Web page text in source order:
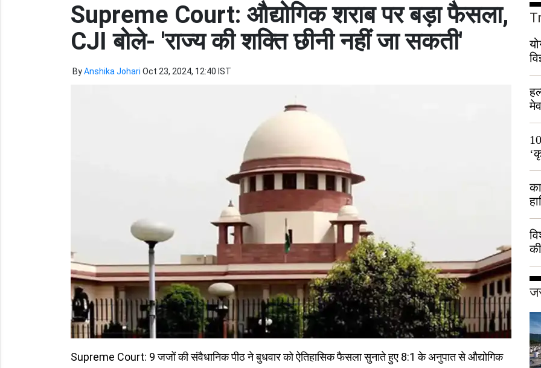
Supreme Court: औद्योगिक शराब पर बड़ा फैसला,
CJI बोले- 'राज्य की शक्ति छीनी नहीं जा सकती'
ByAnshika Johari Oct 23, 2024, 12:40 IST
Supreme Court: 9 जजों की संवैधानिक पीठ ने बुधवार को ऐतिहासिक फैसला सुनाते हुए 8:1 के अनुपात से औद्योगिक
हुई